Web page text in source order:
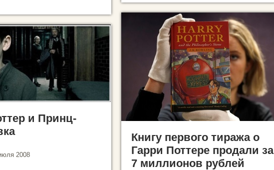
Книгу первого тиража о
Гарри Поттере продали за
7 миллионов рублей
и Принц-
2008